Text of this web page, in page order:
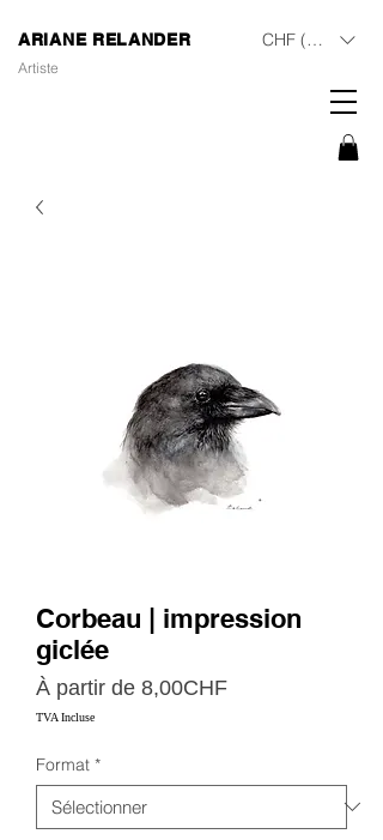
ARIANE RELANDER
Artiste
CHF (CHF)
Corbeau | impression
giclée
À partir de 8,00CHFPrix
TVA Incluse
Format *